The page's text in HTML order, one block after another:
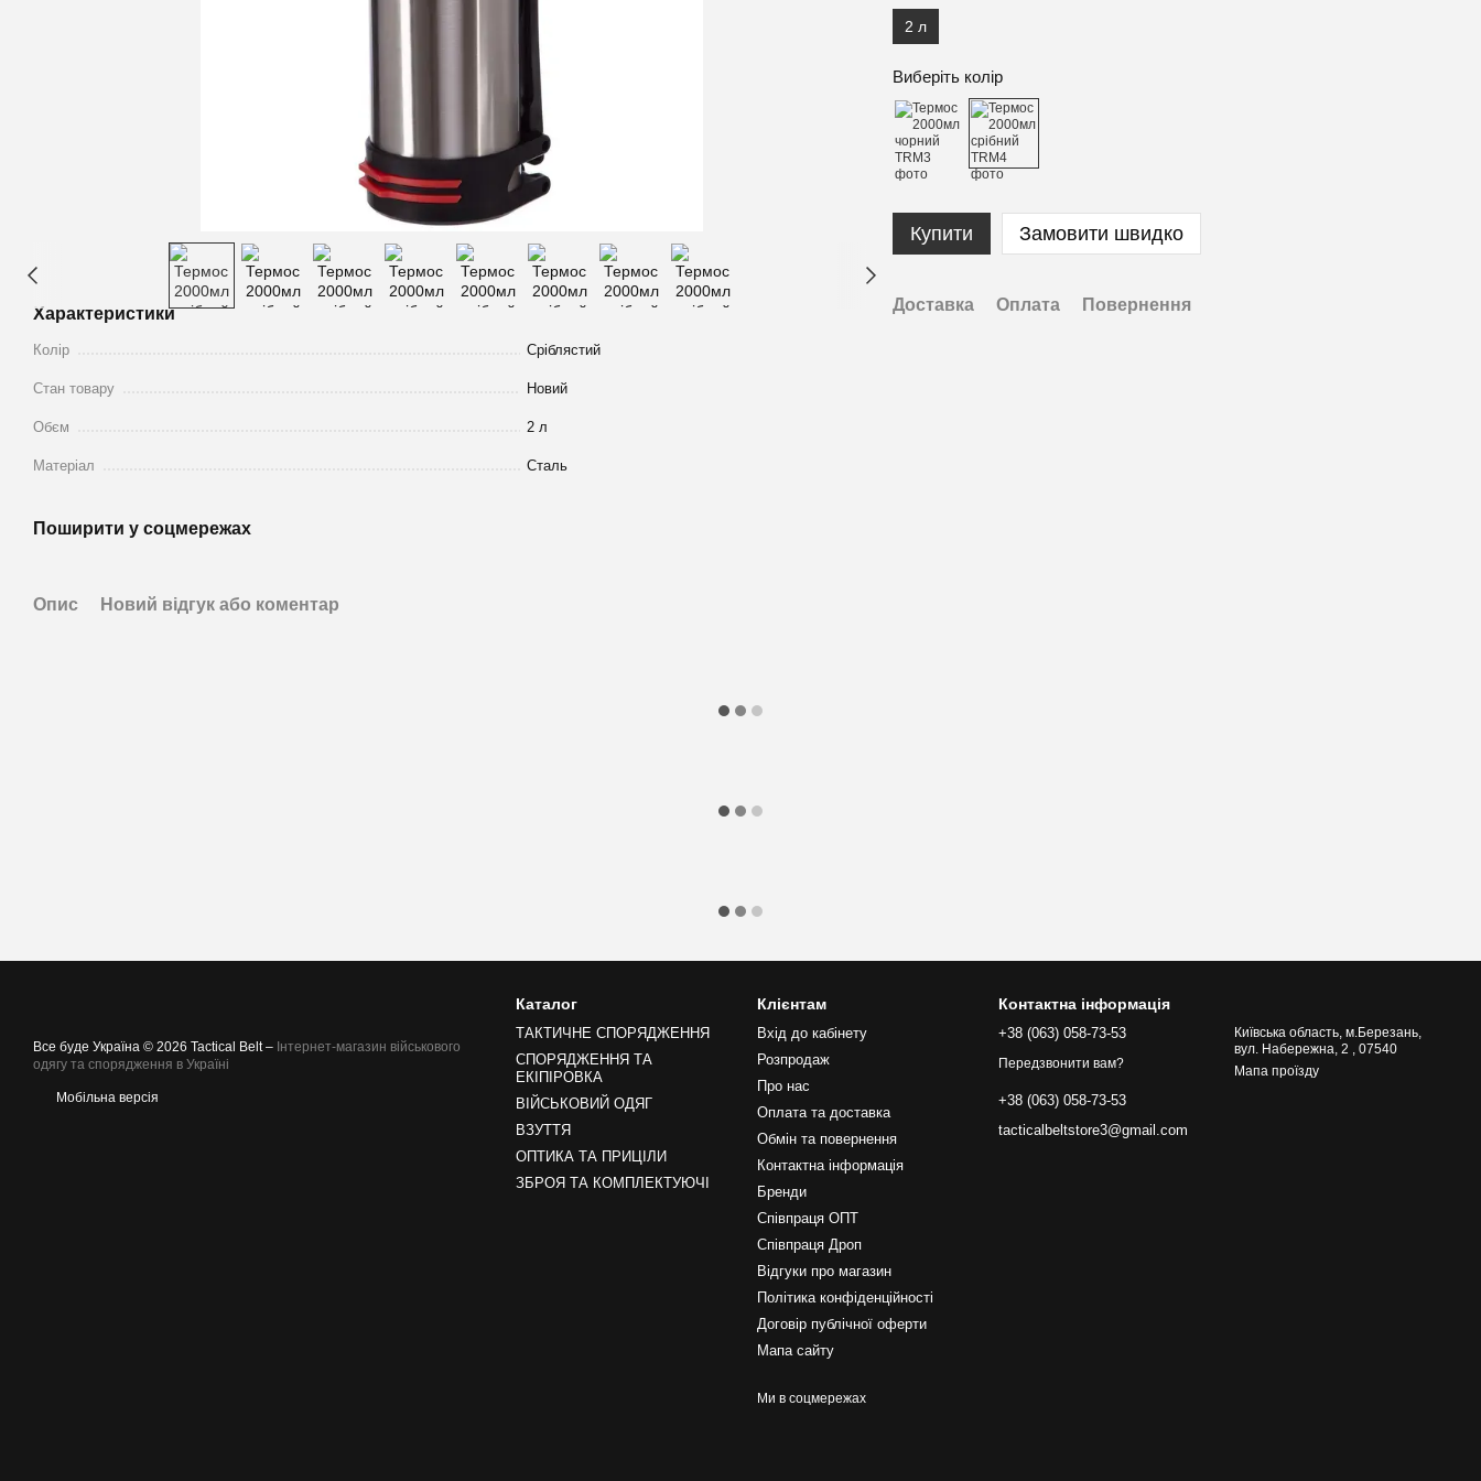
Характеристики
Колір Сріблястий
Стан товару Новий
Обєм 2 л
Матеріал Сталь
Поширити у соцмережах
2 л
Виберіть колір
Купити Замовити швидко
Доставка Оплата Повернення
Опис Новий відгук або коментар
Все буде Україна © 2026 Tactical Belt – Інтернет-магазин військового
одягу та спорядження в Україні
Мобільна версія
Каталог
ТАКТИЧНЕ СПОРЯДЖЕННЯ
СПОРЯДЖЕННЯ ТА
ЕКІПІРОВКА
ВІЙСЬКОВИЙ ОДЯГ
ВЗУТТЯ
ОПТИКА ТА ПРИЦІЛИ
ЗБРОЯ ТА КОМПЛЕКТУЮЧІ
Клієнтам
Вхід до кабінету
Розпродаж
Про нас
Оплата та доставка
Обмін та повернення
Контактна інформація
Бренди
Співпраця ОПТ
Співпраця Дроп
Відгуки про магазин
Політика конфіденційності
Договір публічної оферти
Мапа сайту
Ми в соцмережах
Контактна інформація
+38 (063) 058-73-53
Передзвонити вам?
+38 (063) 058-73-53
tacticalbeltstore3@gmail.com
Київська область, м.Березань,
вул. Набережна, 2 , 07540
Мапа проїзду